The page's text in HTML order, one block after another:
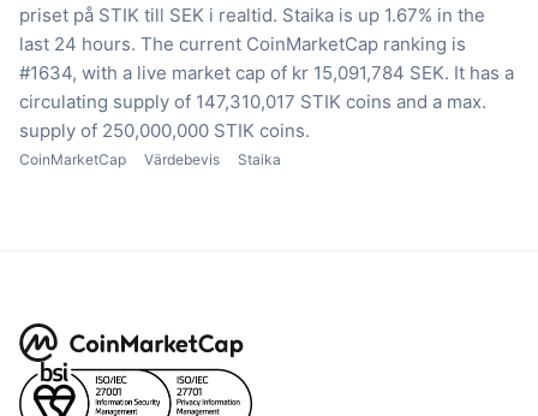
priset på STIK till SEK i realtid. Staika is up 1.67% in the
last 24 hours. The current CoinMarketCap ranking is
#1634, with a live market cap of kr 15,091,784 SEK. It has a
circulating supply of 147,310,017 STIK coins and a max.
supply of 250,000,000 STIK coins.
CoinMarketCap Värdebevis Staika